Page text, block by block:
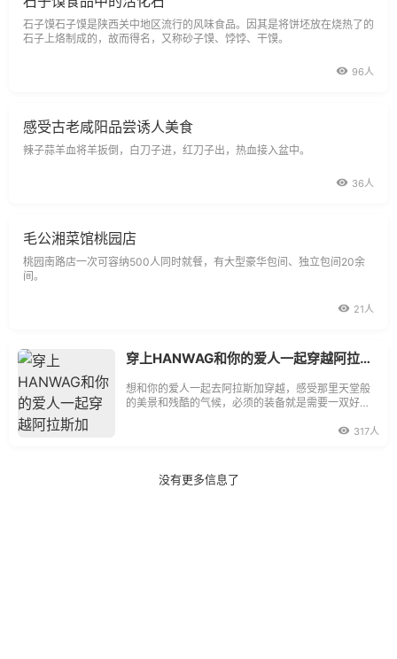
石子馍石子馍是陕西关中地区流行的风味食品。因其是将饼坯放在烧热了的
石子上烙制成的，故而得名，又称砂子馍、饽饽、干馍。
96人
感受古老咸阳品尝诱人美食
辣子蒜羊血将羊扳倒，白刀子进，红刀子出，热血接入盆中。
36人
毛公湘菜馆桃园店
桃园南路店一次可容纳500人同时就餐，有大型豪华包间、独立包间20余
间。
21人
穿上HANWAG和你的爱人一起穿越阿拉斯加
想和你的爱人一起去阿拉斯加穿越，感受那里天堂般
的美景和残酷的气候，必须的装备就是需要一双好
317人
没有更多信息了